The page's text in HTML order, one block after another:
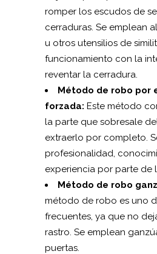
romper los escudos de
cerraduras. Se emplean
u otros utensilios de
funcionamiento con la
reventar la cerradura.
Método de robo por
forzada: Este método
la parte que sobresale
extraerlo por completo.
profesionalidad,
experiencia por parte de
Método de robo
método de robo es uno
frecuentes, ya que no
rastro. Se emplean
puertas.